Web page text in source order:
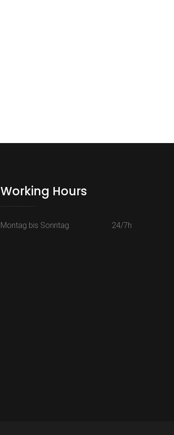
Working Hours
Montag bis Sonntag 24/7h